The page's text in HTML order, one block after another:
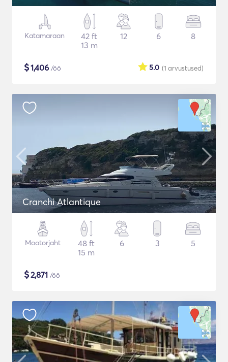
Katamaraan
42 ft
13 m
12 6 8
$1,406 /öö (1 arvustused)
5.0
Cranchi Atlantique
Mootorjaht
48 ft
15 m
6 3 5
$2,871 /öö